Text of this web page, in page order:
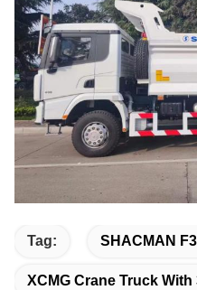
Tag: SHACMAN
XCMG Crane Truck